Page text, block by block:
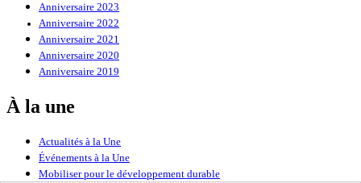
Anniversaire 2023
Anniversaire 2022
Anniversaire 2021
Anniversaire 2020
Anniversaire 2019
À la une
Actualités à la Une
Événements à la Une
Mobiliser pour le développement durable